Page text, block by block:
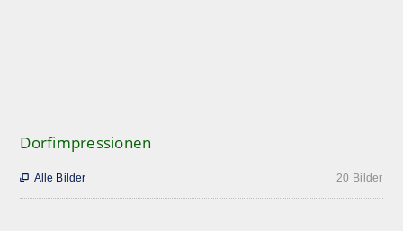
Dorfimpressionen
20 Bilder
 Alle Bilder